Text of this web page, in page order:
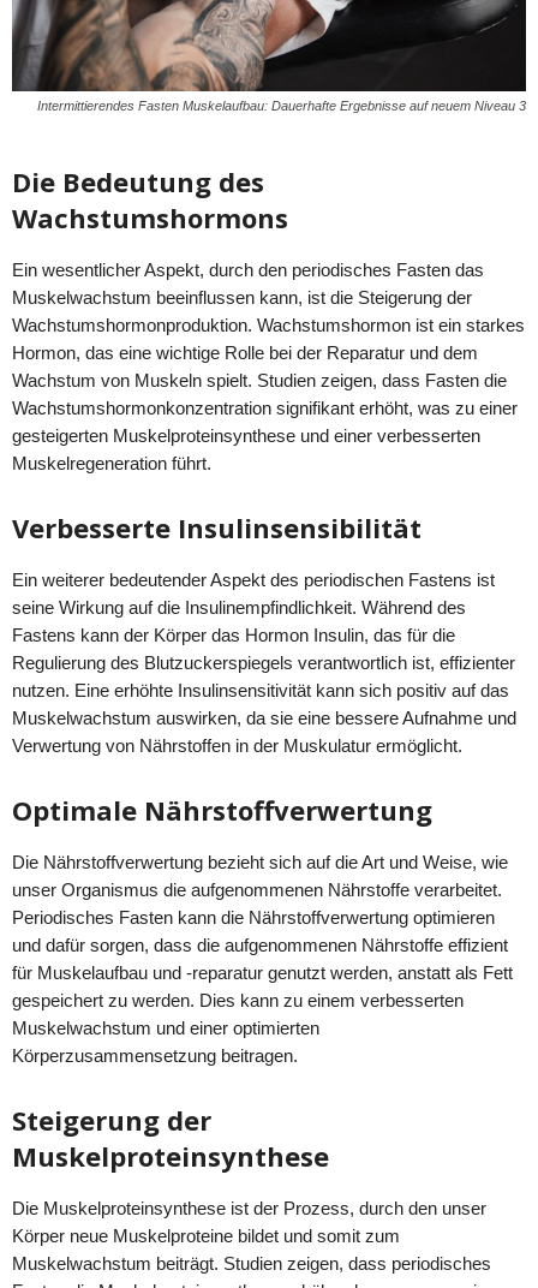
Intermittierendes Fasten Muskelaufbau: Dauerhafte Ergebnisse auf neuem Niveau 3
Die Bedeutung des
Wachstumshormons
Ein wesentlicher Aspekt, durch den periodisches Fasten das
Muskelwachstum beeinflussen kann, ist die Steigerung der
Wachstumshormonproduktion. Wachstumshormon ist ein starkes
Hormon, das eine wichtige Rolle bei der Reparatur und dem
Wachstum von Muskeln spielt. Studien zeigen, dass Fasten die
Wachstumshormonkonzentration signifikant erhöht, was zu einer
gesteigerten Muskelproteinsynthese und einer verbesserten
Muskelregeneration führt.
Verbesserte Insulinsensibilität
Ein weiterer bedeutender Aspekt des periodischen Fastens ist
seine Wirkung auf die Insulinempfindlichkeit. Während des
Fastens kann der Körper das Hormon Insulin, das für die
Regulierung des Blutzuckerspiegels verantwortlich ist, effizienter
nutzen. Eine erhöhte Insulinsensitivität kann sich positiv auf das
Muskelwachstum auswirken, da sie eine bessere Aufnahme und
Verwertung von Nährstoffen in der Muskulatur ermöglicht.
Optimale Nährstoffverwertung
Die Nährstoffverwertung bezieht sich auf die Art und Weise, wie
unser Organismus die aufgenommenen Nährstoffe verarbeitet.
Periodisches Fasten kann die Nährstoffverwertung optimieren
und dafür sorgen, dass die aufgenommenen Nährstoffe effizient
für Muskelaufbau und -reparatur genutzt werden, anstatt als Fett
gespeichert zu werden. Dies kann zu einem verbesserten
Muskelwachstum und einer optimierten
Körperzusammensetzung beitragen.
Steigerung der
Muskelproteinsynthese
Die Muskelproteinsynthese ist der Prozess, durch den unser
Körper neue Muskelproteine bildet und somit zum
Muskelwachstum beiträgt. Studien zeigen, dass periodisches